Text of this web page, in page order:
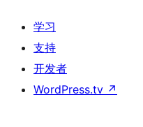
学习
支持
开发者
WordPress.tv ↗